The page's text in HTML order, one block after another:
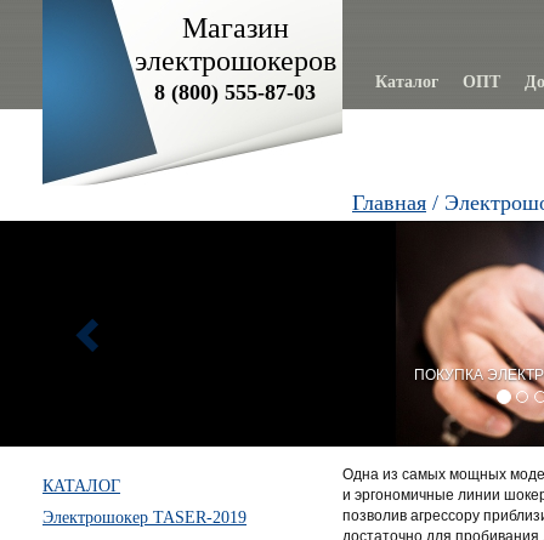
Магазин
электрошокеров
8 (800) 555-87-03 Каталог ОПТ
Главная /
ПОКУПКА
КАТАЛОГ
Электрошокер TASER-2019
Одна из самых мощных
и эргономичные линии
позволив агрессору
достаточно для